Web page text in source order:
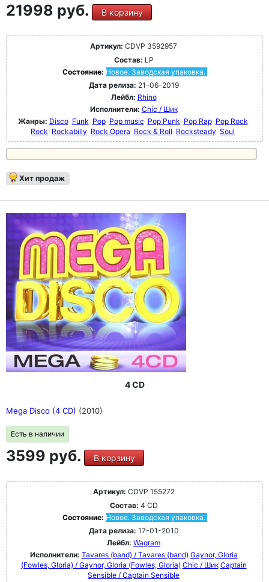
21998 руб. В корзину
Артикул: CDVP 3592957
Состав: LP
Состояние: Новое. Заводская упаковка.
Дата релиза: 21-06-2019
Лейбл: Rhino
Исполнители: Chic / Шик
Жанры: Disco Funk Pop Pop music Pop Punk Pop Rap Pop Rock
Rock Rockabilly Rock Opera Rock & Roll Rocksteady Soul
Хит продаж
4 CD
Mega Disco (4 CD) (2010)
Есть в наличии
3599 руб. В корзину
Артикул: CDVP 155272
Состав: 4 CD
Состояние: Новое. Заводская упаковка.
Дата релиза: 17-01-2010
Лейбл: Wagram
Исполнители: Tavares (band) / Tavares (band) Gaynor, GIoria
(Fowles, Gloria) / Gaynor, GIoria (Fowles, Gloria) Chic / Шик Captain
Sensible / Captain Sensible